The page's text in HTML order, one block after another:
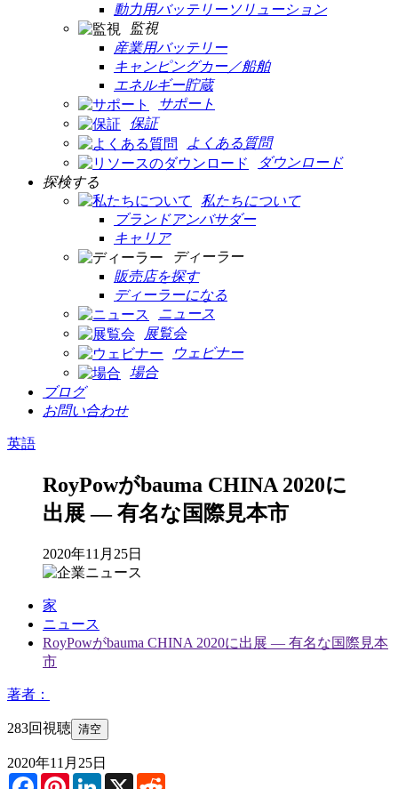
動力用バッテリーソリューション
監視
産業用バッテリー
キャンピングカー／船舶
エネルギー貯蔵
サポート
保証
よくある質問
ダウンロード
探検する
私たちについて
ブランドアンバサダー
キャリア
ディーラー
販売店を探す
ディーラーになる
ニュース
展覧会
ウェビナー
場合
ブログ
お問い合わせ
英語
RoyPowがbauma CHINA 2020に
出展 ― 有名な国際見本市
2020年11月25日
家
ニュース
RoyPowがbauma CHINA 2020に出展 ― 有名な国際見本
市
著者：
283回視聴 清空
2020年11月25日
FacebookPinterestLinkedIn
X